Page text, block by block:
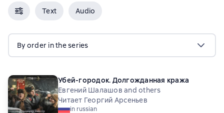
Text Audio
By order in the series
Убей-городок. Долгожданная кража
Евгений Шалашов and others
Читает Георгий Арсеньев
in russian